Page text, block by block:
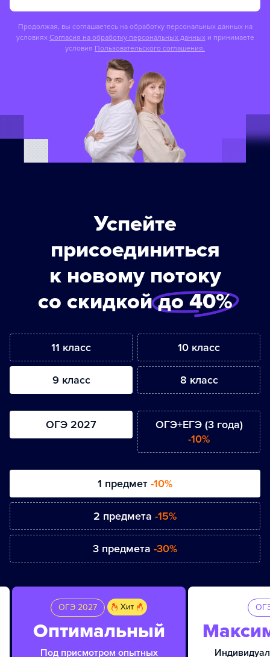
Продолжая, вы соглашаетесь на обработку персональных данных на
условиях Согласия на обработку персональных данных и принимаете
условия Пользовательского соглашения.
Успейте
присоединиться
к новому потоку
со скидкойдо 40%
11 класс 10 класс
9 класс 8 класс
ОГЭ 2027
ОГЭ+ЕГЭ (3 года)
-10%
1 предмет -10%
2 предмета -15%
3 предмета -30%
ОГЭ 2027
Оптимальный
Под присмотром опытных